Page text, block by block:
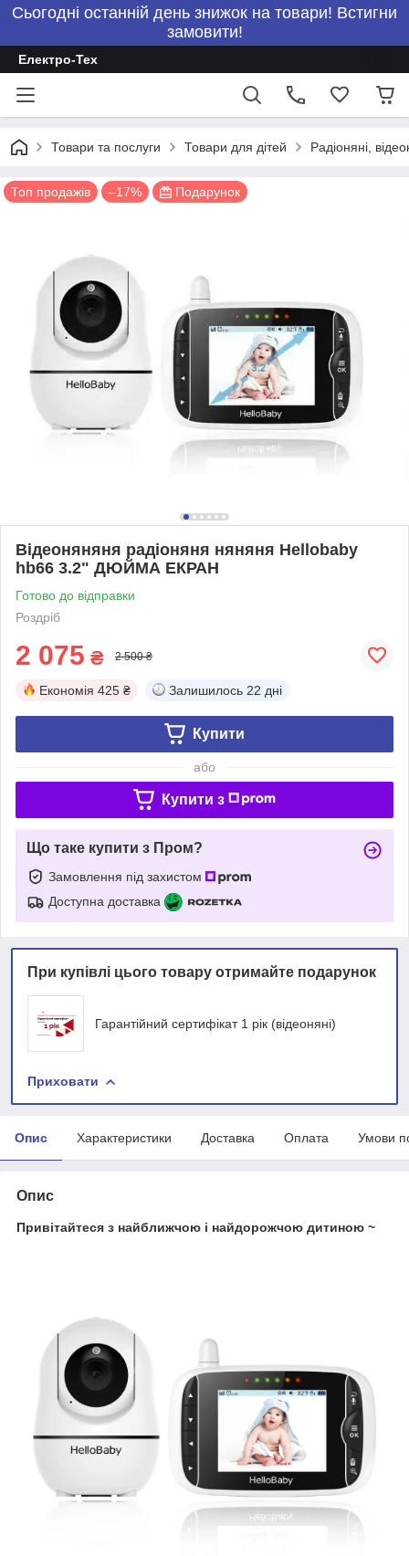
Сьогодні останній день знижок на товари! Встигни
замовити!
Електро-Тех
Товари та послуги Товари для дітей Радіоняні,
Топ продажів –17% Подарунок
Відеоняняня радіоняня няняня Hellobaby
hb66 3.2" ДЮЙМА ЕКРАН
Готово до відправки
Роздріб
2 075 ₴ 2 500 ₴
Економія 425 ₴ Залишилось 22 дні
Купити
або
Купити з
Що таке купити з Пром?
Замовлення під захистом
Доступна доставка
При купівлі цього товару отримайте подарунок
Гарантійний сертифікат 1 рік (відеоняні)
Приховати
Опис Характеристики Доставка Оплата Умови
Опис
Привітайтеся з найближчою і найдорожчою дитиною ~